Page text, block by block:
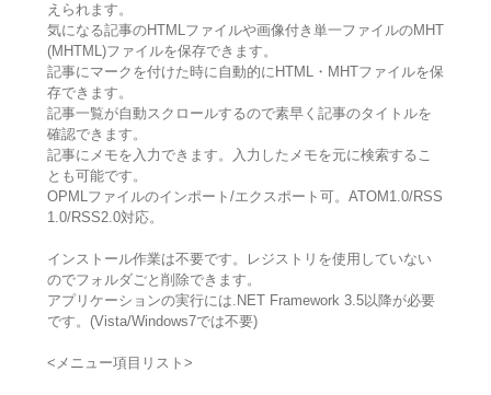
えられます。
気になる記事のHTMLファイルや画像付き単一ファイルのMHT
(MHTML)ファイルを保存できます。
記事にマークを付けた時に自動的にHTML・MHTファイルを保
存できます。
記事一覧が自動スクロールするので素早く記事のタイトルを
確認できます。
記事にメモを入力できます。入力したメモを元に検索するこ
とも可能です。
OPMLファイルのインポート/エクスポート可。ATOM1.0/RSS
1.0/RSS2.0対応。
インストール作業は不要です。レジストリを使用していない
のでフォルダごと削除できます。
アプリケーションの実行には.NET Framework 3.5以降が必要
です。(Vista/Windows7では不要)
<メニュー項目リスト>